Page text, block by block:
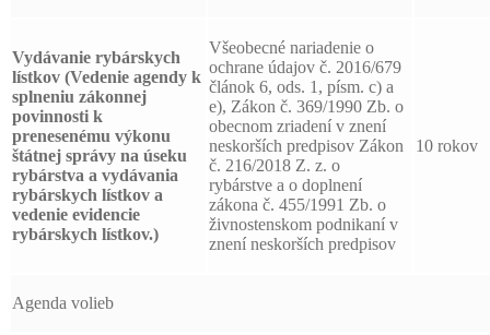
Vydávanie rybárskych
lístkov (Vedenie agendy k
splneniu zákonnej
povinnosti k
prenesenému výkonu
štátnej správy na úseku
rybárstva a vydávania
rybárskych lístkov a
vedenie evidencie
rybárskych lístkov.)
Všeobecné nariadenie o
ochrane údajov č. 2016/679
článok 6, ods. 1, písm. c) a
e), Zákon č. 369/1990 Zb. o
obecnom zriadení v znení
neskorších predpisov Zákon
č. 216/2018 Z. z. o
rybárstve a o doplnení
zákona č. 455/1991 Zb. o
živnostenskom podnikaní v
znení neskorších predpisov
10 rokov
Agenda volieb